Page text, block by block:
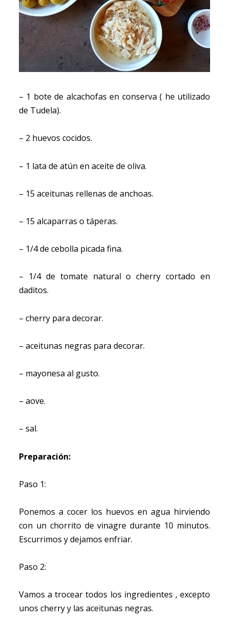
– 1 bote de alcachofas en conserva ( he utilizado
de Tudela).
– 2 huevos cocidos.
– 1 lata de atún en aceite de oliva.
– 15 aceitunas rellenas de anchoas.
– 15 alcaparras o táperas.
– 1/4 de cebolla picada fina.
– 1/4 de tomate natural o cherry cortado en
daditos.
– cherry para decorar.
– aceitunas negras para decorar.
– mayonesa al gusto.
– aove.
– sal.
Preparación:
Paso 1:
Ponemos a cocer los huevos en agua hirviendo
con un chorrito de vinagre durante 10 minutos.
Escurrimos y dejamos enfriar.
Paso 2:
Vamos a trocear todos los ingredientes , excepto
unos cherry y las aceitunas negras.